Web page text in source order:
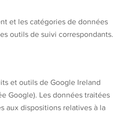
et les catégories de données
outils de suivi correspondants.
et outils de Google Ireland
Google). Les données traitées
aux dispositions relatives à la